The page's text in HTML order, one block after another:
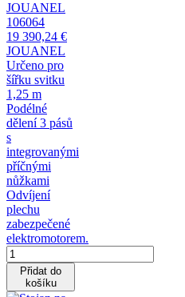
JOUANEL
106064
19 390,24 €
JOUANEL
Určeno pro
šířku svitku
1,25 m
Podélné
dělení 3 pásů
s
integrovanými
příčnými
nůžkami
Odvíjení
plechu
zabezpečené
elektromotorem.
Přidat do
košíku